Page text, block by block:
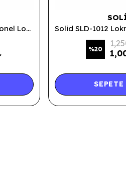
Gk Tools 58 Parça Profesyonel Lokma Takımı
%20
SEPETE